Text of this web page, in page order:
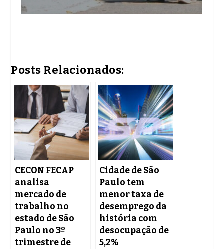
Posts Relacionados:
CECON FECAP
analisa
mercado de
trabalho no
estado de São
Paulo no 3º
trimestre de
Cidade de São
Paulo tem
menor taxa de
desemprego da
história com
desocupação de
5,2%